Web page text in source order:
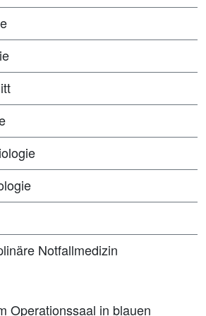
Notfallmedizin